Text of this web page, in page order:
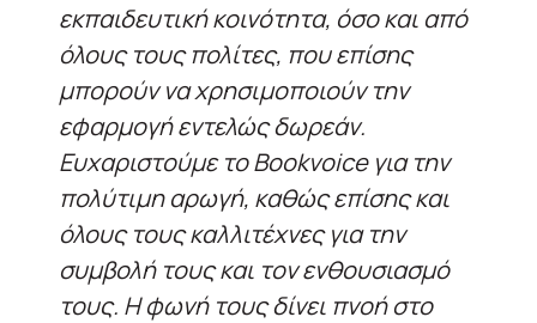
εκπαιδευτική κοινότητα, όσο και από
όλους τους πολίτες, που επίσης
μπορούν να χρησιμοποιούν την
εφαρμογή εντελώς δωρεάν.
Ευχαριστούμε το Bookvoice για την
πολύτιμη αρωγή, καθώς επίσης και
όλους τους καλλιτέχνες για την
συμβολή τους και τον ενθουσιασμό
τους. Η φωνή τους δίνει πνοή στο